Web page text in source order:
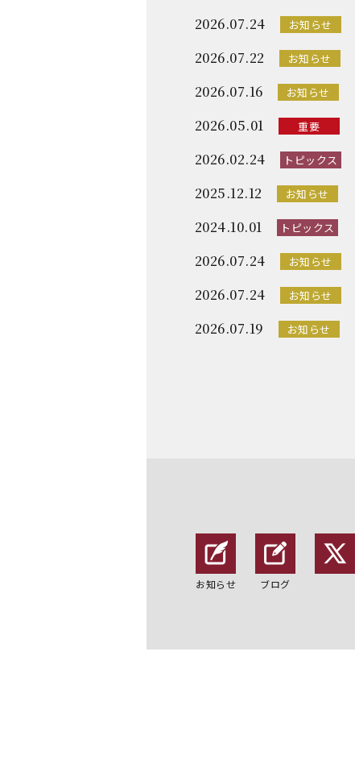
2026.07.24 お知らせ
2026.07.22 お知らせ
2026.07.16 お知らせ
2026.05.01 重要
2026.02.24 トピックス
2025.12.12 お知らせ
2024.10.01 トピックス
2026.07.24 お知らせ
2026.07.24 お知らせ
2026.07.19 お知らせ
お知らせ ブログ